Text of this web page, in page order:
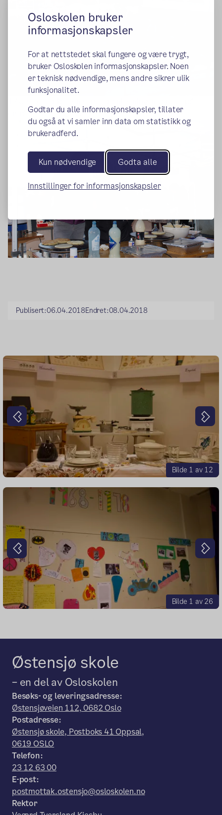
Osloskolen bruker
informasjonskapsler
For at nettstedet skal fungere og være trygt,
bruker Osloskolen informasjonskapsler. Noen
er teknisk nødvendige, mens andre sikrer ulik
funksjonalitet.
Godtar du alle informasjonskapsler, tillater
du også at vi samler inn data om statistikk og
brukeradferd.
Kun nødvendige Godta alle
Innstillinger for informasjonskapsler
området rundt gåsa.
Publisert:06.04.2018Endret:08.04.2018
Bilde 1 av 12
Forrige
Bilde 1 av 26
Forrige
Østensjø skole
– en del av Osloskolen
Besøks- og leveringsadresse:
Østensjøveien 112, 0682 Oslo
Postadresse:
Østensjø skole, Postboks 41 Oppsal,
0619 OSLO
Telefon:
23 12 63 00
E-post:
postmottak.ostensjo@osloskolen.no
Rektor